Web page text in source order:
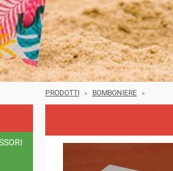
PRODOTTI » BOMBONIERE »